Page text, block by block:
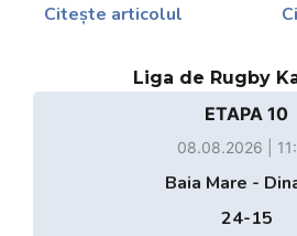
Citește articolul
Liga de Rugby
ETAPA 10
08.08.2026 |
Baia Mare -
24-15